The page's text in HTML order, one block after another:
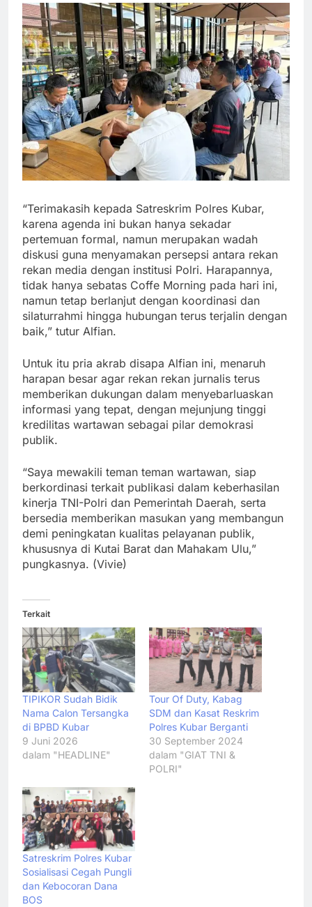
“Terimakasih kepada Satreskrim Polres Kubar,
karena agenda ini bukan hanya sekadar
pertemuan formal, namun merupakan wadah
diskusi guna menyamakan persepsi antara rekan
rekan media dengan institusi Polri. Harapannya,
tidak hanya sebatas Coffe Morning pada hari ini,
namun tetap berlanjut dengan koordinasi dan
silaturrahmi hingga hubungan terus terjalin dengan
baik,” tutur Alfian.
Untuk itu pria akrab disapa Alfian ini, menaruh
harapan besar agar rekan rekan jurnalis terus
memberikan dukungan dalam menyebarluaskan
informasi yang tepat, dengan mejunjung tinggi
kredilitas wartawan sebagai pilar demokrasi
publik.
“Saya mewakili teman teman wartawan, siap
berkordinasi terkait publikasi dalam keberhasilan
kinerja TNI-Polri dan Pemerintah Daerah, serta
bersedia memberikan masukan yang membangun
demi peningkatan kualitas pelayanan publik,
khususnya di Kutai Barat dan Mahakam Ulu,”
pungkasnya. (Vivie)
Terkait
TIPIKOR Sudah Bidik
Nama Calon Tersangka
di BPBD Kubar
9 Juni 2026
dalam "HEADLINE"
Tour Of Duty, Kabag
SDM dan Kasat Reskrim
Polres Kubar Berganti
30 September 2024
dalam "GIAT TNI &
POLRI"
Satreskrim Polres Kubar
Sosialisasi Cegah Pungli
dan Kebocoran Dana
BOS